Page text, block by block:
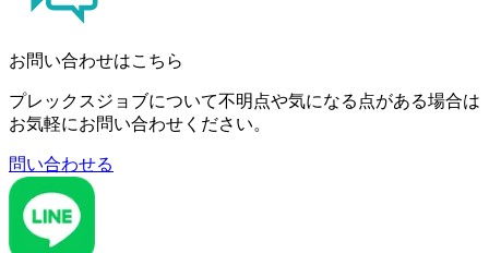
お問い合わせはこちら
プレックスジョブについて不明点や気になる点がある場合は
お気軽にお問い合わせください。
問い合わせる